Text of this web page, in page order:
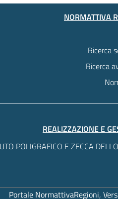
NORMATTIVA
Ricerca
Ricerca
REALIZZAZIONE E
POLIGRAFICO E ZECCA
Portale NormattivaRegioni,